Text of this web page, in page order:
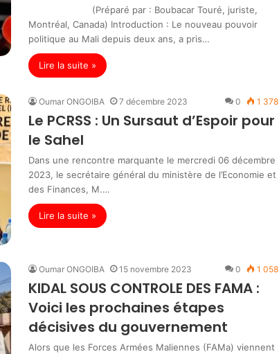
(Préparé par : Boubacar Touré, juriste,
Montréal, Canada) Introduction : Le nouveau pouvoir
politique au Mali depuis deux ans, a pris…
Lire la suite »
Oumar ONGOIBA 7 décembre 2023 0 1 378
Le PCRSS : Un Sursaut d’Espoir pour
le Sahel
Dans une rencontre marquante le mercredi 06 décembre
2023, le secrétaire général du ministère de l’Economie et
des Finances, M.…
Lire la suite »
Oumar ONGOIBA 15 novembre 2023 0 1 058
KIDAL SOUS CONTROLE DES FAMA :
Voici les prochaines étapes
décisives du gouvernement
Alors que les Forces Armées Maliennes (FAMa) viennent